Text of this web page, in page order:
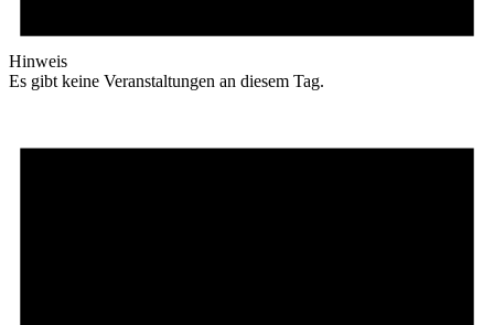
Hinweis
Es gibt keine Veranstaltungen an diesem Tag.